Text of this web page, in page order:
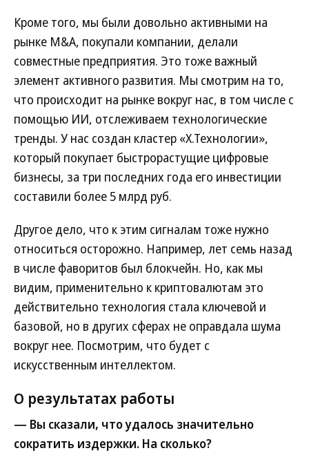
Кроме того, мы были довольно активными на
рынке M&A, покупали компании, делали
совместные предприятия. Это тоже важный
элемент активного развития. Мы смотрим на то,
что происходит на рынке вокруг нас, в том числе с
помощью ИИ, отслеживаем технологические
тренды. У нас создан кластер «Х.Технологии»,
который покупает быстрорастущие цифровые
бизнесы, за три последних года его инвестиции
составили более 5 млрд руб.
Другое дело, что к этим сигналам тоже нужно
относиться осторожно. Например, лет семь назад
в числе фаворитов был блокчейн. Но, как мы
видим, применительно к криптовалютам это
действительно технология стала ключевой и
базовой, но в других сферах не оправдала шума
вокруг нее. Посмотрим, что будет с
искусственным интеллектом.
О результатах работы
— Вы сказали, что удалось значительно
сократить издержки. На сколько?